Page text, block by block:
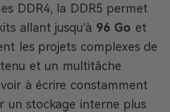
DDR4, la DDR5 permet
allant jusqu’à 96 Go et
les projets complexes de
et un multitâche
à écrire constamment
un stockage interne plus